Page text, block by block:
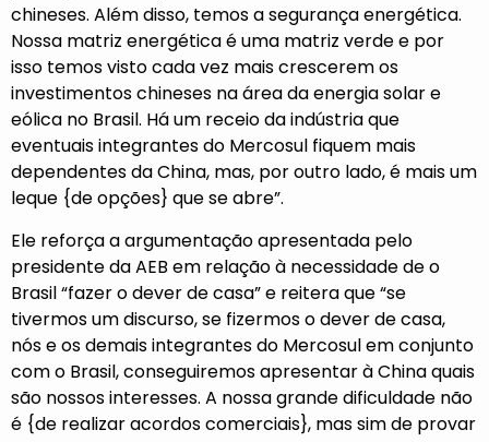
chineses. Além disso, temos a segurança energética.
Nossa matriz energética é uma matriz verde e por
isso temos visto cada vez mais crescerem os
investimentos chineses na área da energia solar e
eólica no Brasil. Há um receio da indústria que
eventuais integrantes do Mercosul fiquem mais
dependentes da China, mas, por outro lado, é mais um
leque {de opções} que se abre”.
Ele reforça a argumentação apresentada pelo
presidente da AEB em relação à necessidade de o
Brasil “fazer o dever de casa” e reitera que “se
tivermos um discurso, se fizermos o dever de casa,
nós e os demais integrantes do Mercosul em conjunto
com o Brasil, conseguiremos apresentar à China quais
são nossos interesses. A nossa grande dificuldade não
é {de realizar acordos comerciais}, mas sim de provar